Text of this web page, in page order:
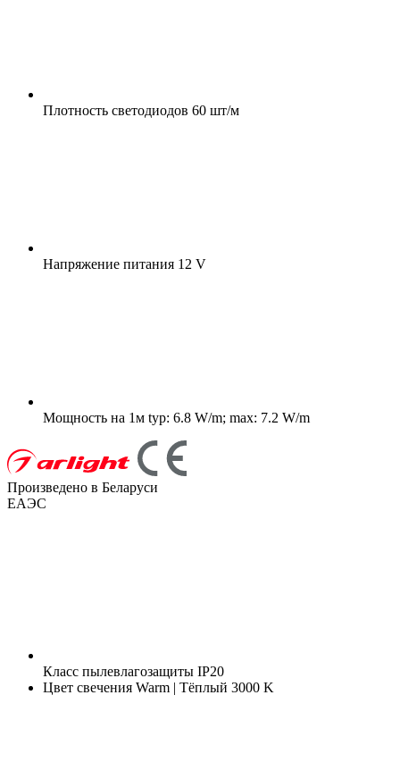
Плотность светодиодов 60 шт/м
Напряжение питания 12 V
Мощность на 1м typ: 6.8 W/m; max: 7.2 W/m
Произведено в Беларуси
ЕАЭС
Класс пылевлагозащиты IP20
Цвет свечения Warm | Тёплый 3000 K